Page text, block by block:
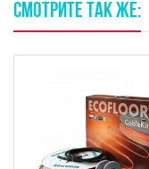
СМОТРИТЕ ТАКЖЕ: